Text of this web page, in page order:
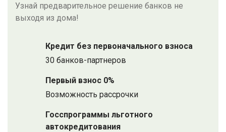
Узнай предварительное решение банков не
выходя из дома!
Кредит без первоначального взноса
30 банков-партнеров
Первый взнос 0%
Возможность рассрочки
Госспрограммы льготного
автокредитования